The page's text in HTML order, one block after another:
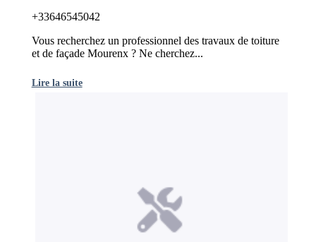
+33646545042
Vous recherchez un professionnel des travaux de toiture
et de façade Mourenx ? Ne cherchez...
Lire la suite